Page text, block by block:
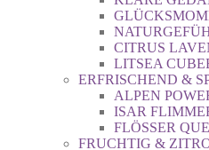
CITRUS
LITSEA
ERFRISCHEND &
ALPEN
ISAR
FLÖSSER
FRUCHTIG &